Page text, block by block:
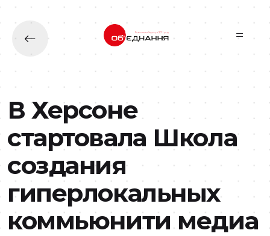
В Херсоне
стартовала Школа
создания
гиперлокальных
коммьюнити медиа